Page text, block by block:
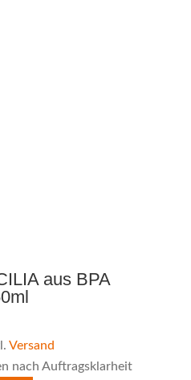
aus BPA
Versand
nach Auftragsklarheit